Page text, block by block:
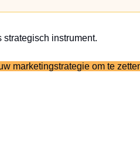
instrument.
marketingstrategie om te